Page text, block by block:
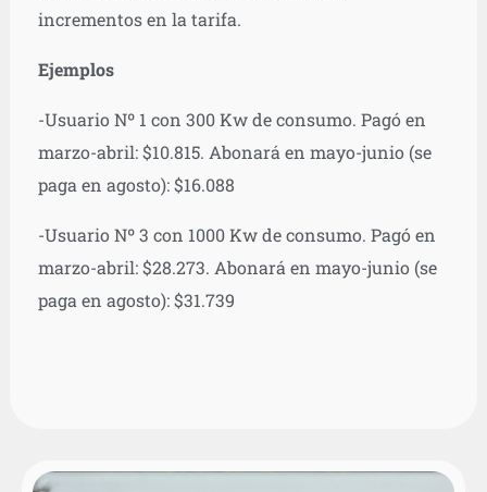
incrementos en la tarifa.
Ejemplos
-Usuario Nº 1 con 300 Kw de consumo. Pagó en
marzo-abril: $10.815. Abonará en mayo-junio (se
paga en agosto): $16.088
-Usuario Nº 3 con 1000 Kw de consumo. Pagó en
marzo-abril: $28.273. Abonará en mayo-junio (se
paga en agosto): $31.739